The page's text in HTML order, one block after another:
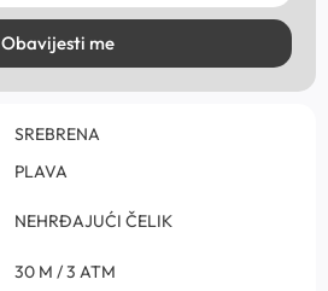
Obavijesti me
SREBRENA
PLAVA
NEHRĐAJUĆI ČELIK
30 M / 3 ATM